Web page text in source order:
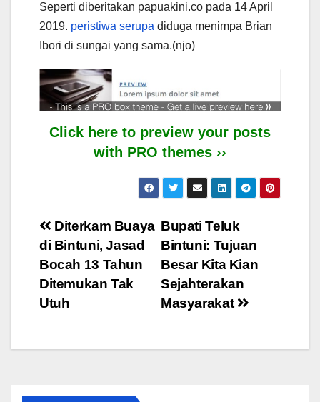
Seperti diberitakan papuakini.co pada 14 April
2019. peristiwa serupa diduga menimpa Brian
Ibori di sungai yang sama.(njo)
Click here to preview your posts
with PRO themes ››
Post
navigation
Bupati Teluk
Bintuni: Tujuan
Besar Kita Kian
Sejahterakan
Masyarakat
Diterkam Buaya
di Bintuni, Jasad
Bocah 13 Tahun
Ditemukan Tak
Utuh